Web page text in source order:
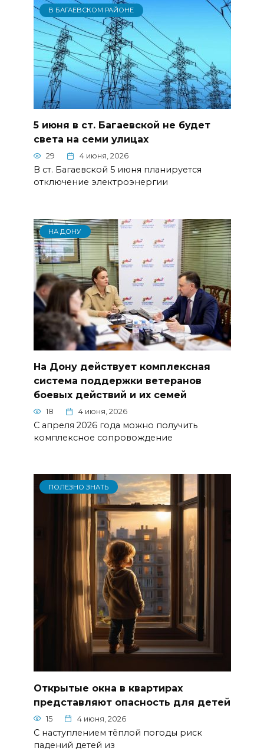
В БАГАЕВСКОМ РАЙОНЕ
5 июня в ст. Багаевской не будет
света на семи улицах
29 4 июня, 2026
В ст. Багаевской 5 июня планируется
отключение электроэнергии
НА ДОНУ
На Дону действует комплексная
система поддержки ветеранов
боевых действий и их семей
18 4 июня, 2026
С апреля 2026 года можно получить
комплексное сопровождение
ПОЛЕЗНО ЗНАТЬ
Открытые окна в квартирах
представляют опасность для детей
15 4 июня, 2026
С наступлением тёплой погоды риск
падений детей из